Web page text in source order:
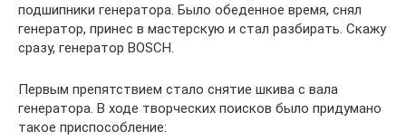
подшипники генератора. Было обеденное время, снял
генератор, принес в мастерскую и стал разбирать. Скажу
сразу, генератор BOSCH.
Первым препятствием стало снятие шкива с вала
генератора. В ходе творческих поисков было придумано
такое приспособление: